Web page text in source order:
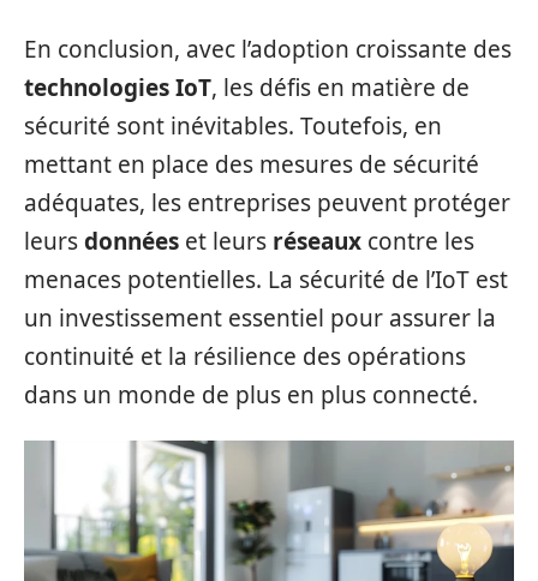
En conclusion, avec l’adoption croissante des
technologies IoT, les défis en matière de
sécurité sont inévitables. Toutefois, en
mettant en place des mesures de sécurité
adéquates, les entreprises peuvent protéger
leursdonnées et leurs réseaux contre les
menaces potentielles. La sécurité de l’IoT est
un investissement essentiel pour assurer la
continuité et la résilience des opérations
dans un monde de plus en plus connecté.